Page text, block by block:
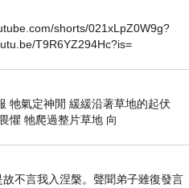
shorts/021xLpZ0W9g?
T9R6YZ294Hc?is=
牠氣定神閒 緩緩沿著草地的起伏
懼 牠爬過整片草地 向
不言我入涅槃。聲聞弟子雖復發言